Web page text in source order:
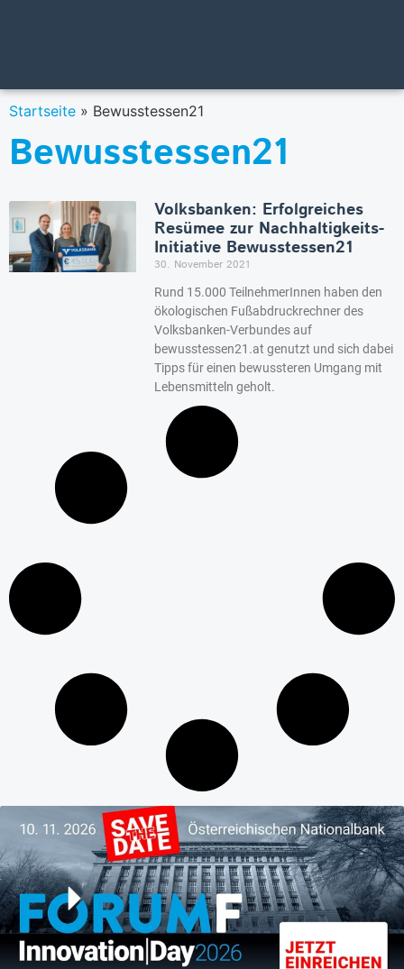
Startseite » Bewusstessen21
Bewusstessen21
Volksbanken: Erfolgreiches
Resümee zur Nachhaltigkeits-
Initiative Bewusstessen21
30. November 2021
Rund 15.000 TeilnehmerInnen haben den
ökologischen Fußabdruckrechner des
Volksbanken-Verbundes auf
bewusstessen21.at genutzt und sich dabei
Tipps für einen bewussteren Umgang mit
Lebensmitteln geholt.